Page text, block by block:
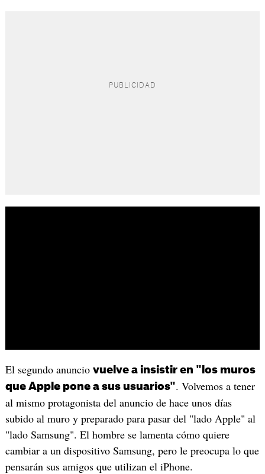
El segundo anuncio vuelve a insistir en "los muros
que Apple pone a sus usuarios". Volvemos a tener
al mismo protagonista del anuncio de hace unos días
subido al muro y preparado para pasar del "lado Apple" al
"lado Samsung". El hombre se lamenta cómo quiere
cambiar a un dispositivo Samsung, pero le preocupa lo que
pensarán sus amigos que utilizan el iPhone.